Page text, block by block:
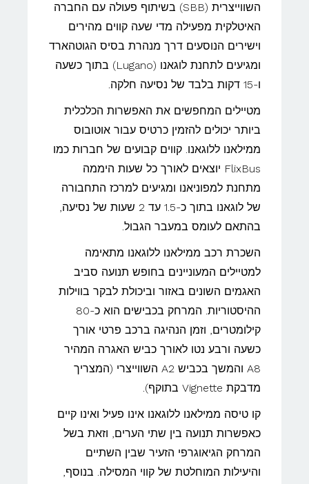
השווייצרית (SBB) בשיתוף פעולה עם החברה
האיטלקית מפעילה מדי שעה קווים מהירים
וישירים הנוסעים דרך מנהרת בסיס הגוטהארד
ומגיעים לתחנת לוגאנו (Lugano) בתוך כשעה
ו-15 דקות בלבד של נסיעה חלקה.
מטיילים המחפשים את האפשרות הכלכלית
ביותר יכולים להזמין כרטיס עבור אוטובוס
ממילאנו ללוגאנו. קווים קבועים של חברות כמו
FlixBus יוצאים לאורך כל שעות היממה
מתחנת למפוניאנו ומגיעים למרכז התחבורה
של לוגאנו בתוך כ-1.5 עד 2 שעות של נסיעה,
בהתאם לעומס במעבר הגבול.
השכרת רכב ממילאנו ללוגאנו מתאימה
למטיילים המעוניינים בחופש תנועה סביב
האגמים השונים באזור וביכולת לבקר בווילות
ההיסטוריות. המרחק בכבישים הוא כ-80
קילומטרים, וזמן הנהיגה ברכב פרטי אורך
כשעה ורבע נטו לאורך כביש האגרה המהיר
A8 והמשך בכביש A2 השווייצרי (המצריך
מדבקת Vignette בתוקף).
קו טיסה ממילאנו ללוגאנו אינו פעיל ואינו קיים
כאפשרות תנועה בין שתי הערים, וזאת בשל
המרחק הגיאוגרפי הזעיר שבין השתיים
והיעילות המוחלטת של קווי המסילה. בנוסף,